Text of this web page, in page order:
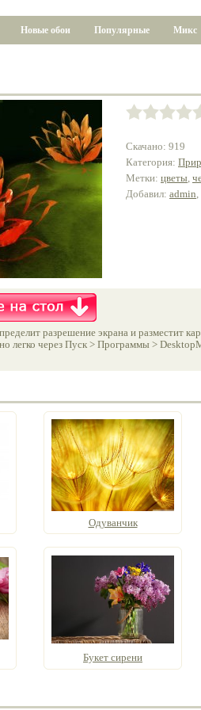
Новые обои Популярные Микс
Скачано: 919
Категория:
Метки: цветы,
Добавил: admin
разрешение экрана и разместит
легко через Пуск > Программы >
Одуванчик
Букет сирени